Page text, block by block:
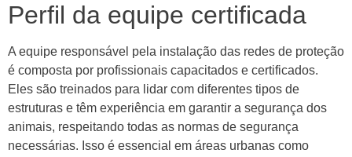
Perfil da equipe certificada
A equipe responsável pela instalação das redes de proteção
é composta por profissionais capacitados e certificados.
Eles são treinados para lidar com diferentes tipos de
estruturas e têm experiência em garantir a segurança dos
animais, respeitando todas as normas de segurança
necessárias. Isso é essencial em áreas urbanas como